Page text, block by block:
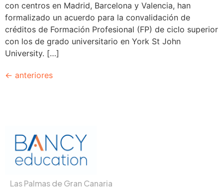
con centros en Madrid, Barcelona y Valencia, han
formalizado un acuerdo para la convalidación de
créditos de Formación Profesional (FP) de ciclo superior
con los de grado universitario en York St John
University. […]
← anteriores
Las Palmas de Gran Canaria